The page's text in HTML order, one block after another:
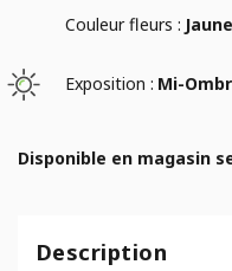
Couleur fleurs : Jaune
Exposition : Mi-
Disponible en magasin
Description